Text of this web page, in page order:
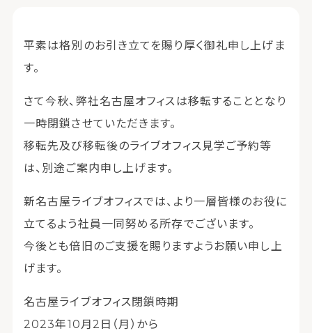
平素は格別のお引き立てを賜り厚く御礼申し上げま
す。
さて今秋、弊社名古屋オフィスは移転することとなり
一時閉鎖させていただきます。
移転先及び移転後のライブオフィス見学ご予約等
は、別途ご案内申し上げます。
新名古屋ライブオフィスでは、より一層皆様のお役に
立てるよう社員一同努める所存でございます。
今後とも倍旧のご支援を賜りますようお願い申し上
げます。
名古屋ライブオフィス閉鎖時期
2023年10月2日（月）から